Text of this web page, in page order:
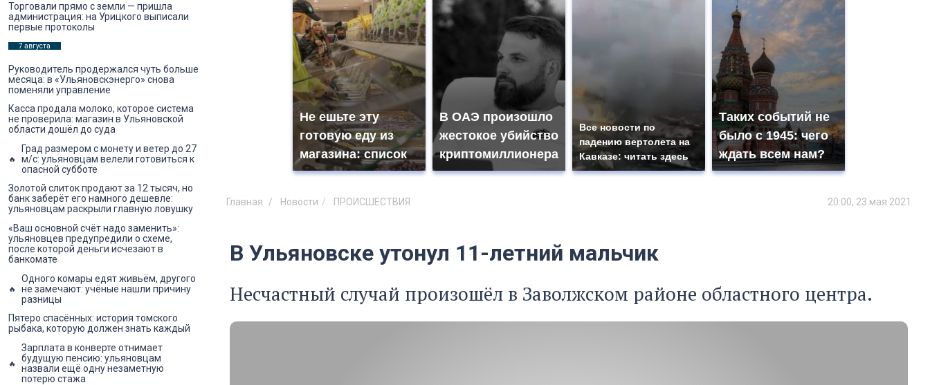
Не ешьте эту
готовую еду из
магазина: список
В ОАЭ произошло
жестокое убийство
криптомиллионера
Все новости по
падению вертолета на
Кавказе: читать здесь
Таких событий не
было с 1945: чего
ждать всем нам?
Главная Новости ПРОИСШЕСТВИЯ 20:00, 23 мая 2021
В Ульяновске утонул 11-летний мальчик
Несчастный случай произошёл в Заволжском районе областного центра.
Торговали прямо с земли — пришла
администрация: на Урицкого выписали
первые протоколы
7 августа
Руководитель продержался чуть больше
месяца: в «Ульяновскэнерго» снова
поменяли управление
Касса продала молоко, которое система
не проверила: магазин в Ульяновской
области дошёл до суда
Град размером с монету и ветер до 27
м/с: ульяновцам велели готовиться к
опасной субботе
Золотой слиток продают за 12 тысяч, но
банк заберёт его намного дешевле:
ульяновцам раскрыли главную ловушку
«Ваш основной счёт надо заменить»:
ульяновцев предупредили о схеме,
после которой деньги исчезают в
банкомате
Одного комары едят живьём, другого
не замечают: учёные нашли причину
разницы
Пятеро спасённых: история томского
рыбака, которую должен знать каждый
Зарплата в конверте отнимает
будущую пенсию: ульяновцам
назвали ещё одну незаметную
потерю стажа